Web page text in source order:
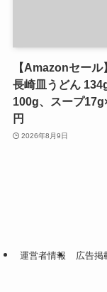
【Amazonセール
長崎皿うどん
100g、スープ
円
2026年8月9日
運営者情報 広告掲